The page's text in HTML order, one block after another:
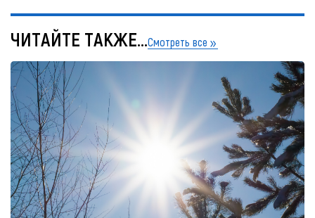
ЧИТАЙТЕ ТАКЖЕ...Смотреть все